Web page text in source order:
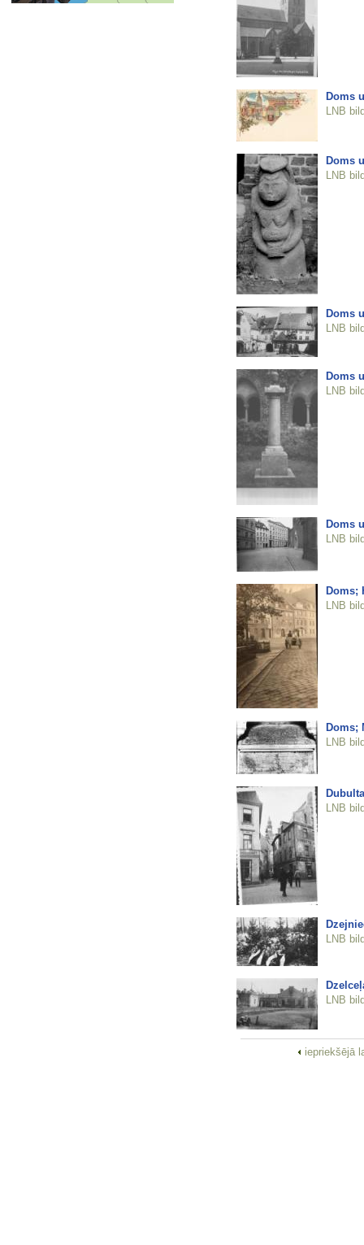
Doms
LNB
Doms
LNB
Doms
LNB
Doms
LNB
Doms
LNB
Doms;
LNB
Doms;
LNB
LNB
LNB
LNB
iepriekšējā